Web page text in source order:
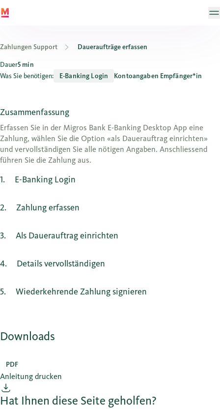
Zahlungen Support Daueraufträge erfassen
Wie erfasse ich einen Dauerauftrag im E-Banking?
Dauer5 min
Was Sie benötigen:
E-Banking Login Kontoangaben Empfänger*in
Zusammenfassung
Erfassen Sie in der Migros Bank E-Banking Desktop App eine
Zahlung, wählen Sie die Option «als Dauerauftrag einrichten»
und vervollständigen Sie alle nötigen Angaben. Anschliessend
führen Sie die Zahlung aus.
1 E-Banking Login
2 Zahlung erfassen
3 Als Dauerauftrag einrichten
4 Details vervollständigen
5 Wiederkehrende Zahlung signieren
Downloads
PDF
Anleitung drucken
Hat Ihnen diese Seite geholfen?